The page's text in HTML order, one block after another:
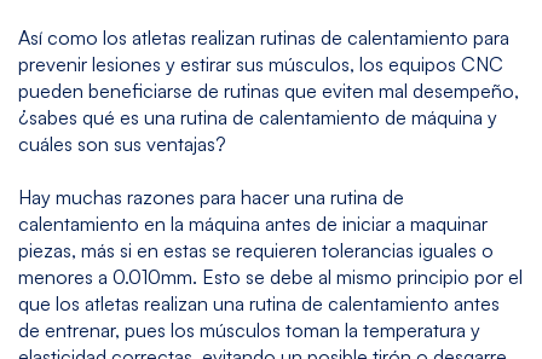
Así como los atletas realizan rutinas de calentamiento para
prevenir lesiones y estirar sus músculos, los equipos CNC
pueden beneficiarse de rutinas que eviten mal desempeño,
¿sabes qué es una rutina de calentamiento de máquina y
cuáles son sus ventajas?
Hay muchas razones para hacer una rutina de
calentamiento en la máquina antes de iniciar a maquinar
piezas, más si en estas se requieren tolerancias iguales o
menores a 0.010mm. Esto se debe al mismo principio por el
que los atletas realizan una rutina de calentamiento antes
de entrenar, pues los músculos toman la temperatura y